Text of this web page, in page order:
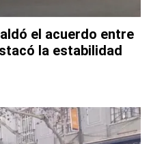
el acuerdo entre
la estabilidad